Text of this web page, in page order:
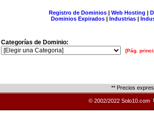
Registro de Dominios| Web Hosting |
Dominios Expirados | Industrias |
Categorías de Dominio:
[Pág.
** Precios
© 2002/2022 Solo10.com